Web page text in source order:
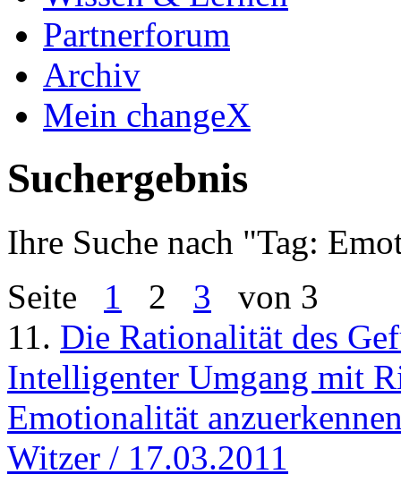
Partnerforum
Archiv
Mein changeX
Suchergebnis
Ihre Suche nach "Tag:
Seite 1 2 3 von 3
11. Die Rationalität des
Intelligenter Umgang mit
Emotionalität
Witzer / 17.03.2011